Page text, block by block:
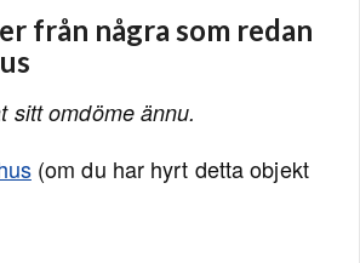
från några som redan
sitt omdöme ännu.
(om du har hyrt detta objekt